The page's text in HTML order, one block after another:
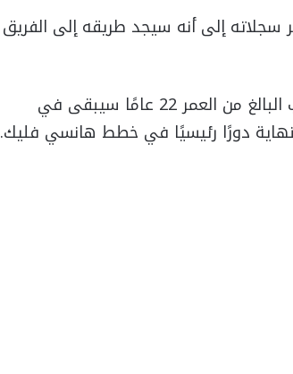
سجلاته إلى أنه سيجد طريقه إلى الفريق
في الوقت الحالي، وفي غياب مفاجأة كبيرة، يبدو أن اللاعب البالغ من العمر 22 عامًا سيبقى في
دورًا رئيسيًا في خطط هانسي فليك.